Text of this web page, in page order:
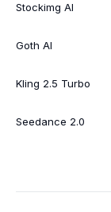
Stockimg AI
Goth AI
Kling 2.5 Turbo
Seedance 2.0